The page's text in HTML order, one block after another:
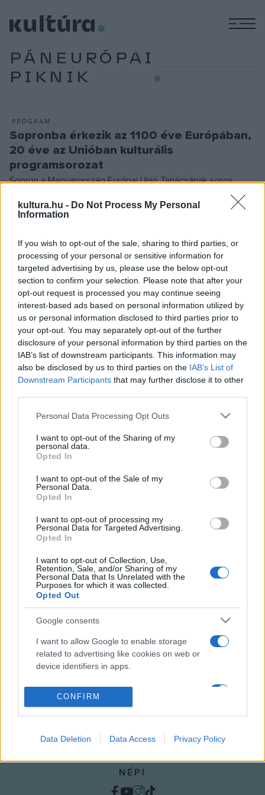
kultura.hu - Do Not Process My Personal
Information
If you wish to opt-out of the sale, sharing to third parties, or
processing of your personal or sensitive information for
targeted advertising by us, please use the below opt-out
section to confirm your selection. Please note that after your
opt-out request is processed you may continue seeing
interest-based ads based on personal information utilized by
us or personal information disclosed to third parties prior to
your opt-out. You may separately opt-out of the further
disclosure of your personal information by third parties on the
IAB’s list of downstream participants. This information may
also be disclosed by us to third parties on the IAB’s List of
Downstream Participants that may further disclose it to other
Please note that this website/app uses one or more Google
not limited to your visit or usage behaviour. You may click to
grant or deny consent to Google and its third-party tags to
use your data for below specified purposes in below Google
consent section.
Personal Data Processing Opt Outs
I want to opt-out of the Sharing of my
personal data.
Opted In
I want to opt-out of the Sale of my
Personal Data.
Opted In
I want to opt-out of processing my
Personal Data for Targeted Advertising.
Opted In
I want to opt-out of Collection, Use,
Retention, Sale, and/or Sharing of my
Personal Data that Is Unrelated with the
Purposes for which it was collected.
Opted Out
Google consents
I want to allow Google to enable storage
related to advertising like cookies on web or
device identifiers in apps.
I want to allow my user data to be sent to
personalized advertising.
I want to allow Google to enable storage
related to analytics like cookies on web or
device identifiers in apps.
CONFIRM
Data Deletion Data Access Privacy Policy
PÁNEURÓPAI
PIKNIK
PROGRAM
Sopronba érkezik az 1100 éve Európában,
20 éve az Unióban kulturális
programsorozat
Sopron a Magyarország Európai Unió Tanácsának soros
elnökségéhez kapcsolódó 1100 éve Európában, 20 éve az
Unióban országjáró kulturális programsorozat második
az idén 35. alkalommal megrendezett Páneurópai Piknik
rendezvényhez kapcsolódva valósulnak meg augusztus 17.
és 21. között.
MŰVÉSZET
Fiatal alkotókat hoz helyzetbe a Soproni
Petőfi Színház két pályázata
A Soproni Petőfi Színház két pályázatot hirdet fiatal alkotók
számára a kortárs magyar drámairodalom
KULTPOL
A Páneurópai Piknik 30. évfordulóját is
ünneplik Sopronban
EGYÉB
A Páneurópai Piknik jubileumát ünneplik az
Eszterháza Központban
EGYÉB
67 helyszínen zajlik a Soproni Ünnepi
Hetek
NÉPI